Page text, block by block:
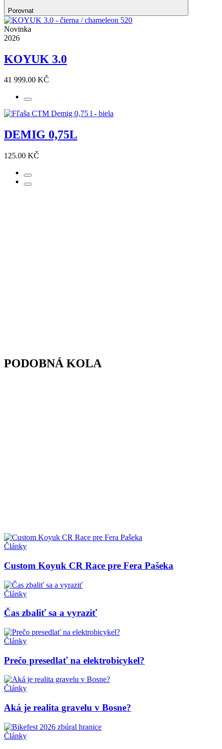
Porovnat
Novinka
2026
KOYUK 3.0
41 999.00 KČ
DEMIG 0,75L
125.00 KČ
PODOBNÁ KOLA
Články
Custom Koyuk CR Race pre Fera Pašeka
Články
Čas zbaliť sa a vyraziť
Články
Prečo presedlať na elektrobicykel?
Články
Aká je realita gravelu v Bosne?
Články